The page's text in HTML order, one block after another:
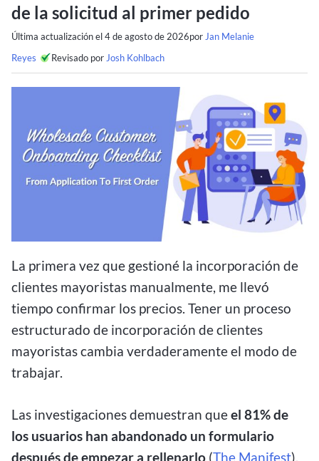
de la solicitud al primer pedido
Última actualización el4 de agosto de 2026por Jan Melanie
Reyes
Revisado por Josh Kohlbach
La primera vez que gestioné la incorporación de
clientes mayoristas manualmente, me llevó
tiempo confirmar los precios. Tener un proceso
estructurado de incorporación de clientes
mayoristas cambia verdaderamente el modo de
trabajar.
Las investigaciones demuestran queel 81% de
los usuarios han abandonado un formulario
después de empezar a rellenarlo (The Manifest).